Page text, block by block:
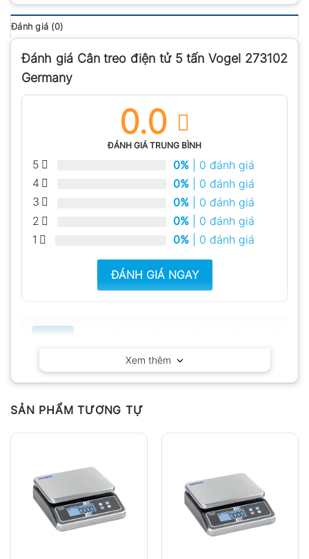
Đánh giá (0)
Đánh giá Cân treo điện tử 5 tấn Vogel 273102
Germany
0.0
ĐÁNH GIÁ TRUNG BÌNH
5 0% | 0 đánh giá
4
0% | 0 đánh giá
3
0% | 0 đánh giá
2
0% | 0 đánh giá
1
0% | 0 đánh giá
ĐÁNH GIÁ NGAY
Có ảnh
Chưa có đánh giá nào.
Xem thêm
SẢN PHẨM TƯƠNG TỰ